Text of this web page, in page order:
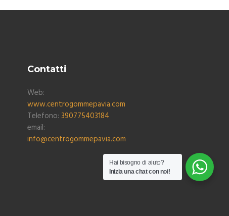
Contatti
Web:
www.centrogommepavia.com
Telefono: 390775403184
email:
info@centrogommepavia.com
Hai bisogno di aiuto?
Inizia una chat con noi!